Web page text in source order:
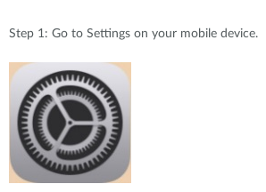
Step 1: Go to Settings on your mobile device.